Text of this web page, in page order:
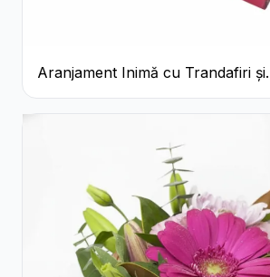
Aranjament Inimă cu Trandafiri și
Praline Ferrero